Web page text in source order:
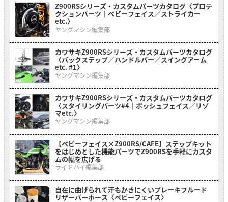
Z900RSシリーズ・カスタムパーツカタログ〈プロテ
クションパーツ｜ベビーフェイス／ストライカー
etc.〉
ヤングマシン編集部
カワサキZ900RSシリーズ・カスタムパーツカタログ
〈バックステップ／ハンドルバー／スイングアーム
etc. #1〉
ヤングマシン編集部
カワサキZ900RSシリーズ・カスタムパーツカタログ
〈スタイリングパーツ#4｜ポッシュフェイス／リゾ
マetc.〉
ヤングマシン編集部
【ベビーフェイス×Z900RS/CAFE】ステップキット
をはじめとした機能パーツでZ900RSを手軽にカスタ
ムの幅を広げる
ライドハイ編集部
自在に曲げられて汗もかきにくいブレーキフルード
リザーバーホース〈ベビーフェイス〉